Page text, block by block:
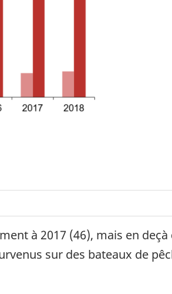
à 2017 (46), mais en deçà
sur des bateaux de